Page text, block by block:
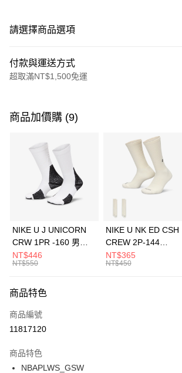
請選擇商品選項
付款與運送方式
超取滿NT$1,500免運
信用卡一次付款
3 期 0 利率 每期
合作金庫商業銀行
第一商業銀行
華南商業銀行
彰化商業銀行
上海商業儲蓄銀行
元大商業銀行
台灣樂天信用卡公司
Apple Pay
全盈+PAY
AFTEE先享後付
【關於「AFTEE先享後付」】
便利好安心！
１．簡單：不需註冊會員、不需綁卡、不需儲值。
【「AFTEE先享後付」結帳流程】
運送方式
7-11取貨(快速到店)
宅配
商品加價購 (9)
NIKE U J UNICORN
CRW 1PR -160 男女
中統襪 FZ3393100
NT$446
NT$550
NIKE U NK ED CSH
CREW 2P-144
EMBRDY 男女 短統襪
FZ3073133
NT$365
NT$450
商品特色
商品編號
11817120
商品特色
NBAPLWS_GSW